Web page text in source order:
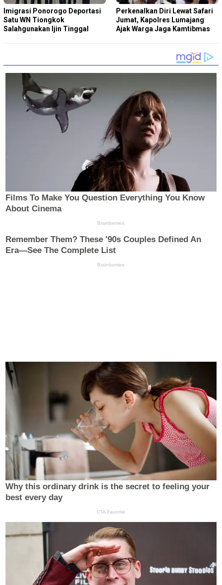
Imigrasi Ponorogo Deportasi
Satu WN Tiongkok
Salahgunakan Ijin Tinggal
Perkenalkan Diri Lewat Safari
Jumat, Kapolres Lumajang
Ajak Warga Jaga Kamtibmas